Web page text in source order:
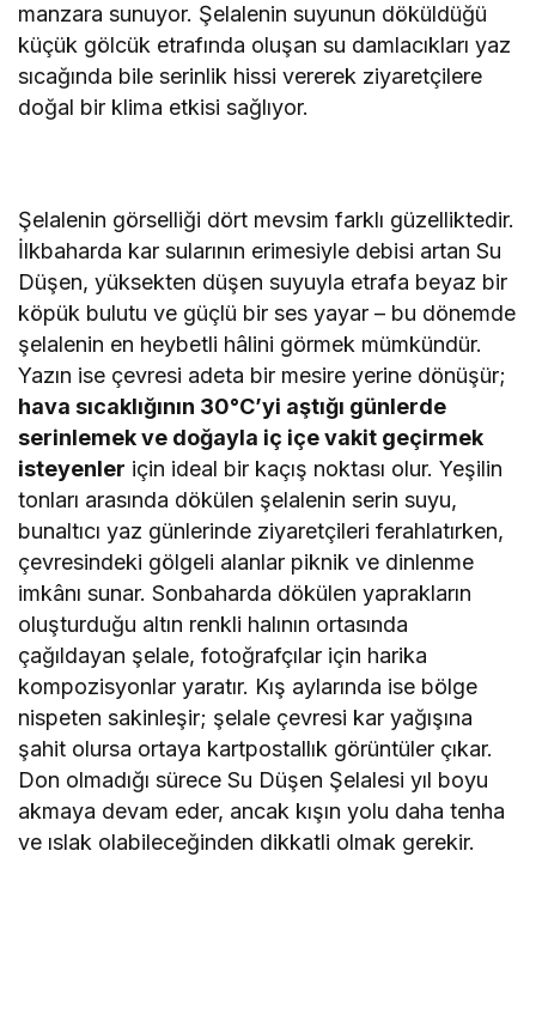
manzara sunuyor. Şelalenin suyunun döküldüğü
küçük gölcük etrafında oluşan su damlacıkları yaz
sıcağında bile serinlik hissi vererek ziyaretçilere
doğal bir klima etkisi sağlıyor.
Şelalenin görselliği dört mevsim farklı güzelliktedir.
İlkbaharda kar sularının erimesiyle debisi artan Su
Düşen, yüksekten düşen suyuyla etrafa beyaz bir
köpük bulutu ve güçlü bir ses yayar – bu dönemde
şelalenin en heybetli hâlini görmek mümkündür.
Yazın ise çevresi adeta bir mesire yerine dönüşür;
hava sıcaklığının 30°C’yi aştığı günlerde
serinlemek ve doğayla iç içe vakit geçirmek
isteyenler için ideal bir kaçış noktası olur. Yeşilin
tonları arasında dökülen şelalenin serin suyu,
bunaltıcı yaz günlerinde ziyaretçileri ferahlatırken,
çevresindeki gölgeli alanlar piknik ve dinlenme
imkânı sunar. Sonbaharda dökülen yaprakların
oluşturduğu altın renkli halının ortasında
çağıldayan şelale, fotoğrafçılar için harika
kompozisyonlar yaratır. Kış aylarında ise bölge
nispeten sakinleşir; şelale çevresi kar yağışına
şahit olursa ortaya kartpostallık görüntüler çıkar.
Don olmadığı sürece Su Düşen Şelalesi yıl boyu
akmaya devam eder, ancak kışın yolu daha tenha
ve ıslak olabileceğinden dikkatli olmak gerekir.